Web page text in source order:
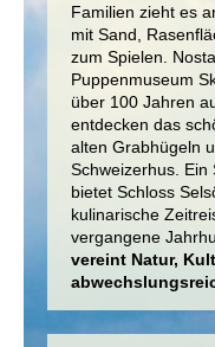
Familien zieht es
mit Sand,
zum Spielen.
Puppenmuseum
über 100 Jahren
entdecken das
alten Grabhügeln
Schweizerhus. Ein
bietet Schloss
kulinarische
vergangene
vereint Natur,